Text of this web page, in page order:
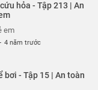
em
hỏa - Tập 213 | An
em
- 4 năm trước
bơi - Tập 15 | An toàn